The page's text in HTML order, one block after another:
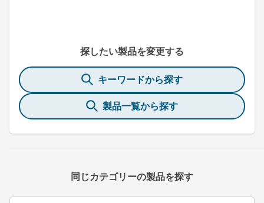
探したい製品を変更する
キーワードから探す
製品一覧から探す
同じカテゴリーの製品を探す